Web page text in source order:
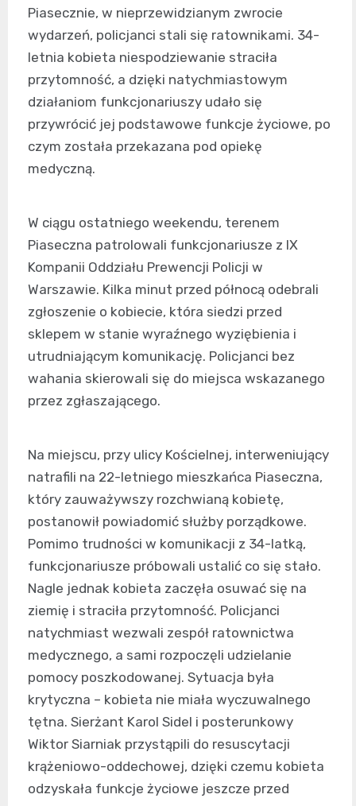
Piasecznie, w nieprzewidzianym zwrocie
wydarzeń, policjanci stali się ratownikami. 34-
letnia kobieta niespodziewanie straciła
przytomność, a dzięki natychmiastowym
działaniom funkcjonariuszy udało się
przywrócić jej podstawowe funkcje życiowe, po
czym została przekazana pod opiekę
medyczną.
W ciągu ostatniego weekendu, terenem
Piaseczna patrolowali funkcjonariusze z IX
Kompanii Oddziału Prewencji Policji w
Warszawie. Kilka minut przed północą odebrali
zgłoszenie o kobiecie, która siedzi przed
sklepem w stanie wyraźnego wyziębienia i
utrudniającym komunikację. Policjanci bez
wahania skierowali się do miejsca wskazanego
przez zgłaszającego.
Na miejscu, przy ulicy Kościelnej, interweniujący
natrafili na 22-letniego mieszkańca Piaseczna,
który zauważywszy rozchwianą kobietę,
postanowił powiadomić służby porządkowe.
Pomimo trudności w komunikacji z 34-latką,
funkcjonariusze próbowali ustalić co się stało.
Nagle jednak kobieta zaczęła osuwać się na
ziemię i straciła przytomność. Policjanci
natychmiast wezwali zespół ratownictwa
medycznego, a sami rozpoczęli udzielanie
pomocy poszkodowanej. Sytuacja była
krytyczna – kobieta nie miała wyczuwalnego
tętna. Sierżant Karol Sidel i posterunkowy
Wiktor Siarniak przystąpili do resuscytacji
krążeniowo-oddechowej, dzięki czemu kobieta
odzyskała funkcje życiowe jeszcze przed